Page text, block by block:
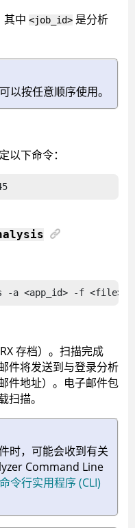
其中 <job_id> 是分析
以按任意顺序使用。
以下命令：
-a <app_id> -f <file>
存档）。扫描完成
件将发送到与登录分析
件地址）。电子邮件包
扫描。
时，可能会收到有关
Command Line
命令行实用程序 (CLI)